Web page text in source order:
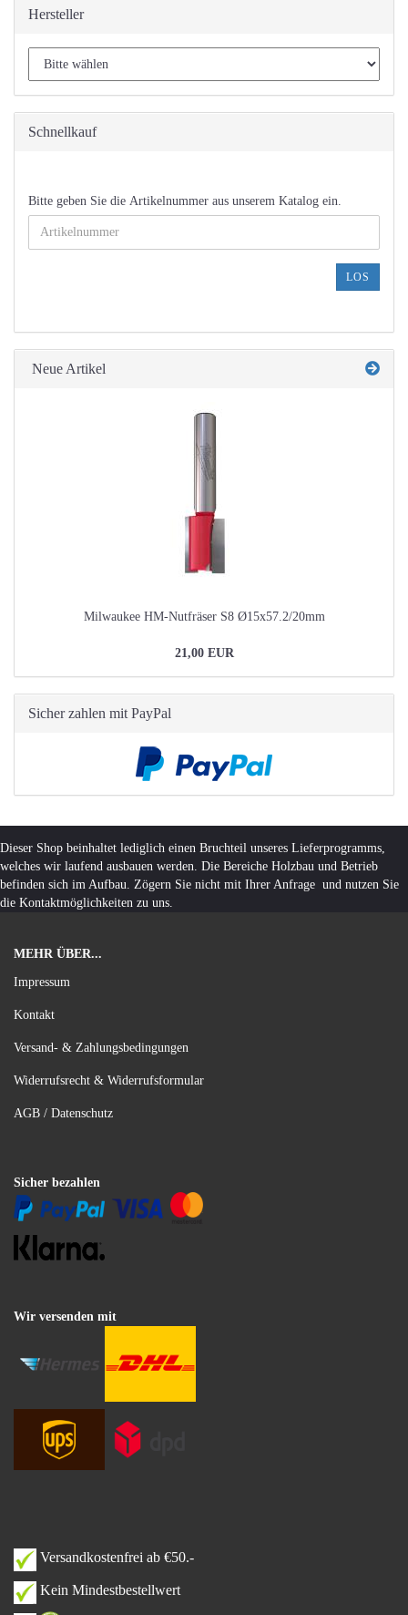
Hersteller
Schnellkauf
BITTE
GEBEN
SIE
EIN.
Bitte geben Sie die Artikelnummer aus unserem Katalog ein.
LOS
Neue Artikel
Milwaukee HM-Nutfräser S8 Ø15x57.2/20mm
21,00 EUR
Sicher zahlen mit PayPal
Dieser Shop beinhaltet lediglich einen Bruchteil unseres Lieferprogramms,
welches wir laufend ausbauen werden. Die Bereiche Holzbau und Betrieb
befinden sich im Aufbau. Zögern Sie nicht mit Ihrer Anfrage und nutzen Sie
die Kontaktmöglichkeiten zu uns.
MEHR ÜBER...
Impressum
Kontakt
Versand- & Zahlungsbedingungen
Widerrufsrecht & Widerrufsformular
AGB / Datenschutz
Sicher bezahlen
Wir versenden mit
Versandkostenfrei ab €50.-
Kein Mindestbestellwert